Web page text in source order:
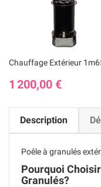
Chauffage Extérieur
Prix
1 200,00 €
Description
Poêle à granulés
Pourquoi
Granulés?